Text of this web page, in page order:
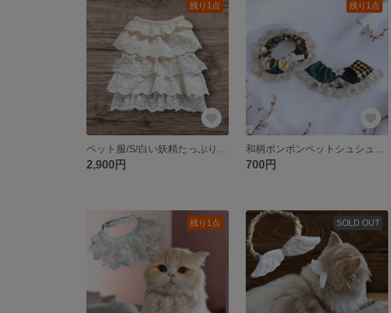
残り1点
2,900円
残り1点
700円
残り1点 SOLD OUT